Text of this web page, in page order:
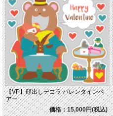
【VP】顔出しデコラ バレンタインベ
アー
価格：15,000円(税込)